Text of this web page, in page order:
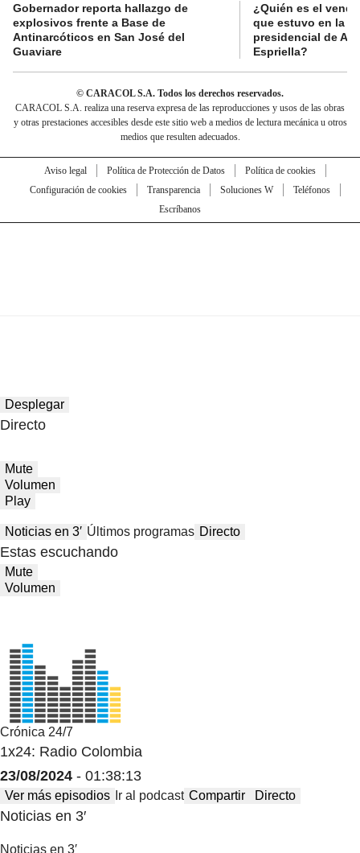
Gobernador reporta hallazgo de
explosivos frente a Base de
Antinarcóticos en San José del
Guaviare
¿Quién es el
que estuvo en la
presidencial de
Espriella?
© CARACOL S.A. Todos los derechos reservados.
CARACOL S.A. realiza una reserva expresa de las reproducciones y usos de las obras
y otras prestaciones accesibles desde este sitio web a medios de lectura mecánica u otros
medios que resulten adecuados.
Aviso legal Política de Protección de Datos
Política de cookies
Configuración de cookies
Transparencia Soluciones W
Teléfonos
Escríbanos
Desplegar
Directo
Mute
Volumen
Play
Noticias en 3′ Últimos programas Directo
Estas escuchando
Mute
Volumen
Crónica 24/7
1x24: Radio Colombia
23/08/2024 - 01:38:13
Ver más episodios Ir al podcast Compartir Directo
Noticias en 3′
Noticias en 3′